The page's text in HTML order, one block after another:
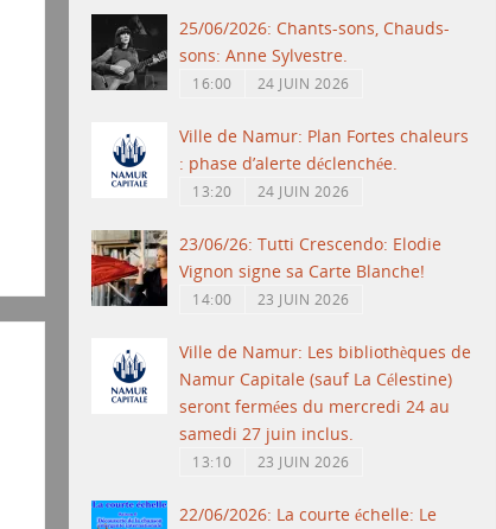
25/06/2026: Chants-sons, Chauds-
sons: Anne Sylvestre.
16:00 24 JUIN 2026
Ville de Namur: Plan Fortes chaleurs
: phase d’alerte déclenchée.
13:20 24 JUIN 2026
23/06/26: Tutti Crescendo: Elodie
Vignon signe sa Carte Blanche!
14:00 23 JUIN 2026
Ville de Namur: Les bibliothèques de
Namur Capitale (sauf La Célestine)
seront fermées du mercredi 24 au
samedi 27 juin inclus.
13:10 23 JUIN 2026
22/06/2026: La courte échelle: Le